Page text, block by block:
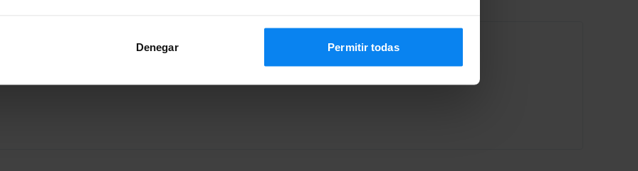
Denegar Permitir todas
plazas adaptadas para personas con movilidad
estimada de 2,10 m. El acceso es ágil y desde
terminal.